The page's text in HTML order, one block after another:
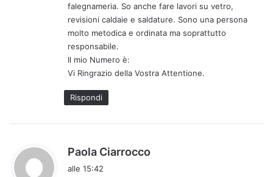
falegnameria. So anche fare lavori su vetro,
revisioni caldaie e saldature. Sono una persona
molto metodica e ordinata ma soprattutto
responsabile.
Il mio Numero è:
Vi Ringrazio della Vostra Attentione.
Rispondi
Paola Ciarrocco
alle 15:42